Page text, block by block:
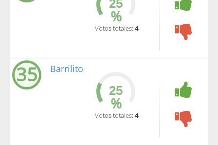
%
Votos totales: 4
35 Barrilito
%
Votos totales: 4